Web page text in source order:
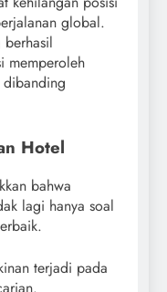
global.
berhasil
memperoleh
Hotel
bahwa
lagi hanya soal
terjadi pada